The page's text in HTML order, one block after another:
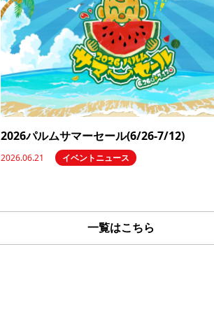
2026パルムサマーセール(6/26-7/12)
2026.06.21 イベントニュース
一覧はこちら